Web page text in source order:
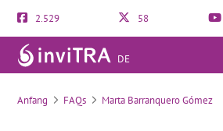
2.529 58
DE
FAQs
Anfang FAQs Marta Barranquero Gómez